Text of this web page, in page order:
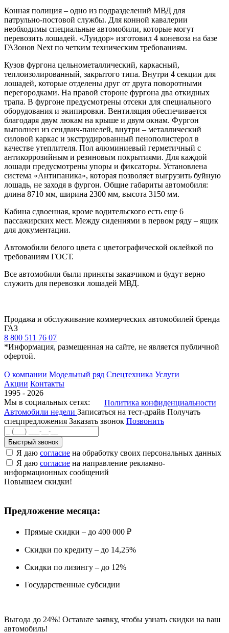
Конная полиция – одно из подразделений МВД для
патрульно-постовой службы. Для конной кавалерии
необходимы специальные автомобили, которые могут
перевозить лошадей. «Луидор» изготовил 4 коневоза на базе
ГАЗонов Next по четким техническим требованиям.
Кузов фургона цельнометаллический, каркасный,
теплоизолированный, закрытого типа. Внутри 4 секции для
лошадей, которые отделены друг от друга поворотными
перегородками. На правой стороне фургона два откидных
трапа. В фургоне предусмотрены отсеки для специального
оборудования и экипировки. Вентиляция обеспечивается
благодаря двум люкам на крыше и двум окнам. Фургон
выполнен из сендвич-панелей, внутри – металлический
силовой каркас и экструдированный пенополистерол в
качестве утеплителя. Пол алюминиевый герметичный с
антикоррозийным и резиновым покрытиями. Для каждой
лошади предусмотрены упоры и фиксаторы. Установлена
система «Антипаника», которая позволяет выгрузить буйную
лошадь, не заходя в фургон. Общие габариты автомобиля:
длина 8710 мм, ширина 2300 мм, высота 3150 мм.
Кабина сдвоенная, кроме водительского есть еще 6
пассажирских мест. Между сидениями в первом ряду – ящик
для документации.
Автомобили белого цвета с цветографической оклейкой по
требованиям ГОСТ.
Все автомобили были приняты заказчиком и будут верно
служить для перевозки лошадей МВД.
Продажа и обслуживание коммерческих автомобилей бренда
ГАЗ
8 800 511 76 07
*Информация, размещенная на сайте, не является публичной
офертой.
О компании Модельный ряд Спецтехника Услуги
Акции Контакты
1995 - 2026
Мы в социальных сетях:
Политика конфиденциальности
Автомобили недели Записаться на тест-драйв Получать
спецпредложения Заказать звонок Позвонить
Быстрый звонок
Я даю согласие на обработку своих персональных данных
Я даю согласие на направление рекламно-
информационных сообщений
Повышаем скидки!
Предложение месяца:
Прямые скидки – до 400 000 ₽
Скидки по кредиту – до 14,25%
Скидки по лизингу – до 12%
Государственные субсидии
Выгода до 24%! Оставьте заявку, чтобы узнать скидки на ваш
автомобиль!